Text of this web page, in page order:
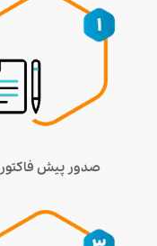
صدور پیش فاکتور